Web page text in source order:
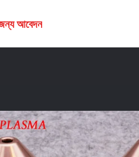
আবেদন